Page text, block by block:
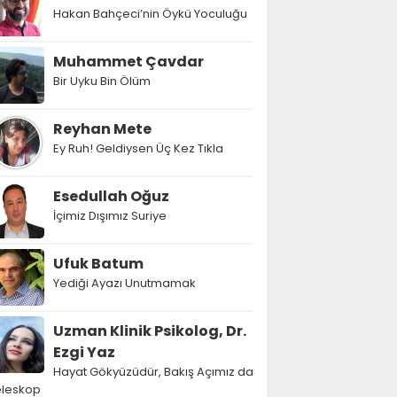
Hakan Bahçeci’nin Öykü Yoculuğu
Muhammet Çavdar
Bir Uyku Bin Ölüm
Reyhan Mete
Ey Ruh! Geldiysen Üç Kez Tıkla
Esedullah Oğuz
İçimiz Dışımız Suriye
Ufuk Batum
Yediği Ayazı Unutmamak
Uzman Klinik Psikolog, Dr.
Ezgi Yaz
Hayat Gökyüzüdür, Bakış Açımız da